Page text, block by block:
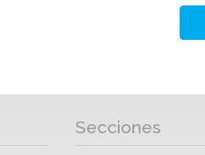
Secciones